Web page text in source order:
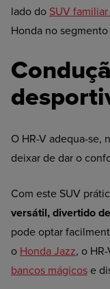
lado do SUV familiar
Honda no
O HR-V adequa-se,
deixar de dar o
Com este SUV
versátil, divertido
pode optar
o Honda Jazz, o
bancos mágicos e